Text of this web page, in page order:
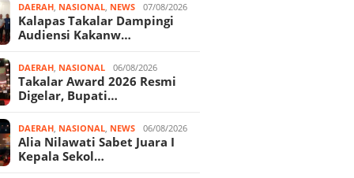
DAERAH, NASIONAL, NEWS 07/08/2026
Kalapas Takalar Dampingi
Audiensi Kakanw…
DAERAH, NASIONAL 06/08/2026
Takalar Award 2026 Resmi
Digelar, Bupati…
DAERAH, NASIONAL, NEWS 06/08/2026
Alia Nilawati Sabet Juara I
Kepala Sekol…